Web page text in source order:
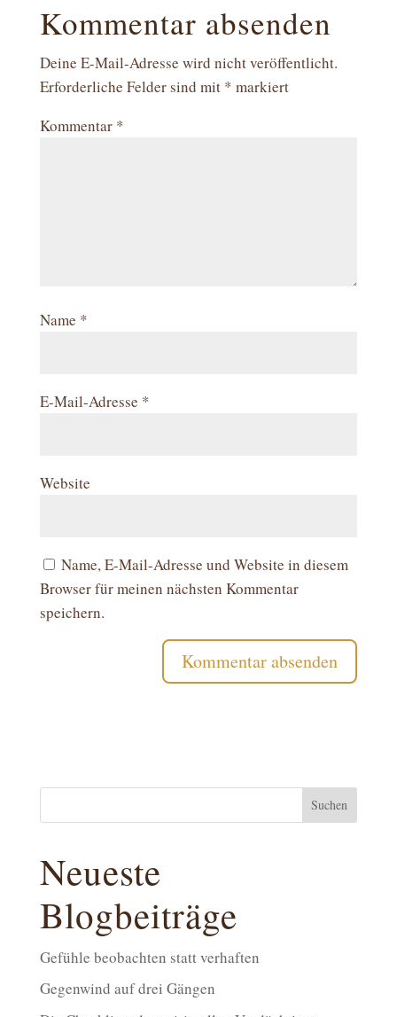
Kommentar absenden
Deine E-Mail-Adresse wird nicht veröffentlicht.
Erforderliche Felder sind mit * markiert
Kommentar *
Name *
E-Mail-Adresse *
Website
Name, E-Mail-Adresse und Website in diesem
Browser für meinen nächsten Kommentar
speichern.
Suchen
Neueste
Blogbeiträge
Gefühle beobachten statt verhaften
Gegenwind auf drei Gängen